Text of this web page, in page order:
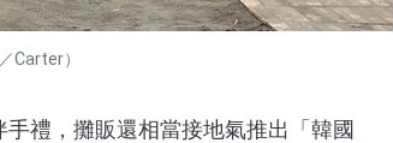
Carter）
禮，攤販還相當接地氣推出「韓國